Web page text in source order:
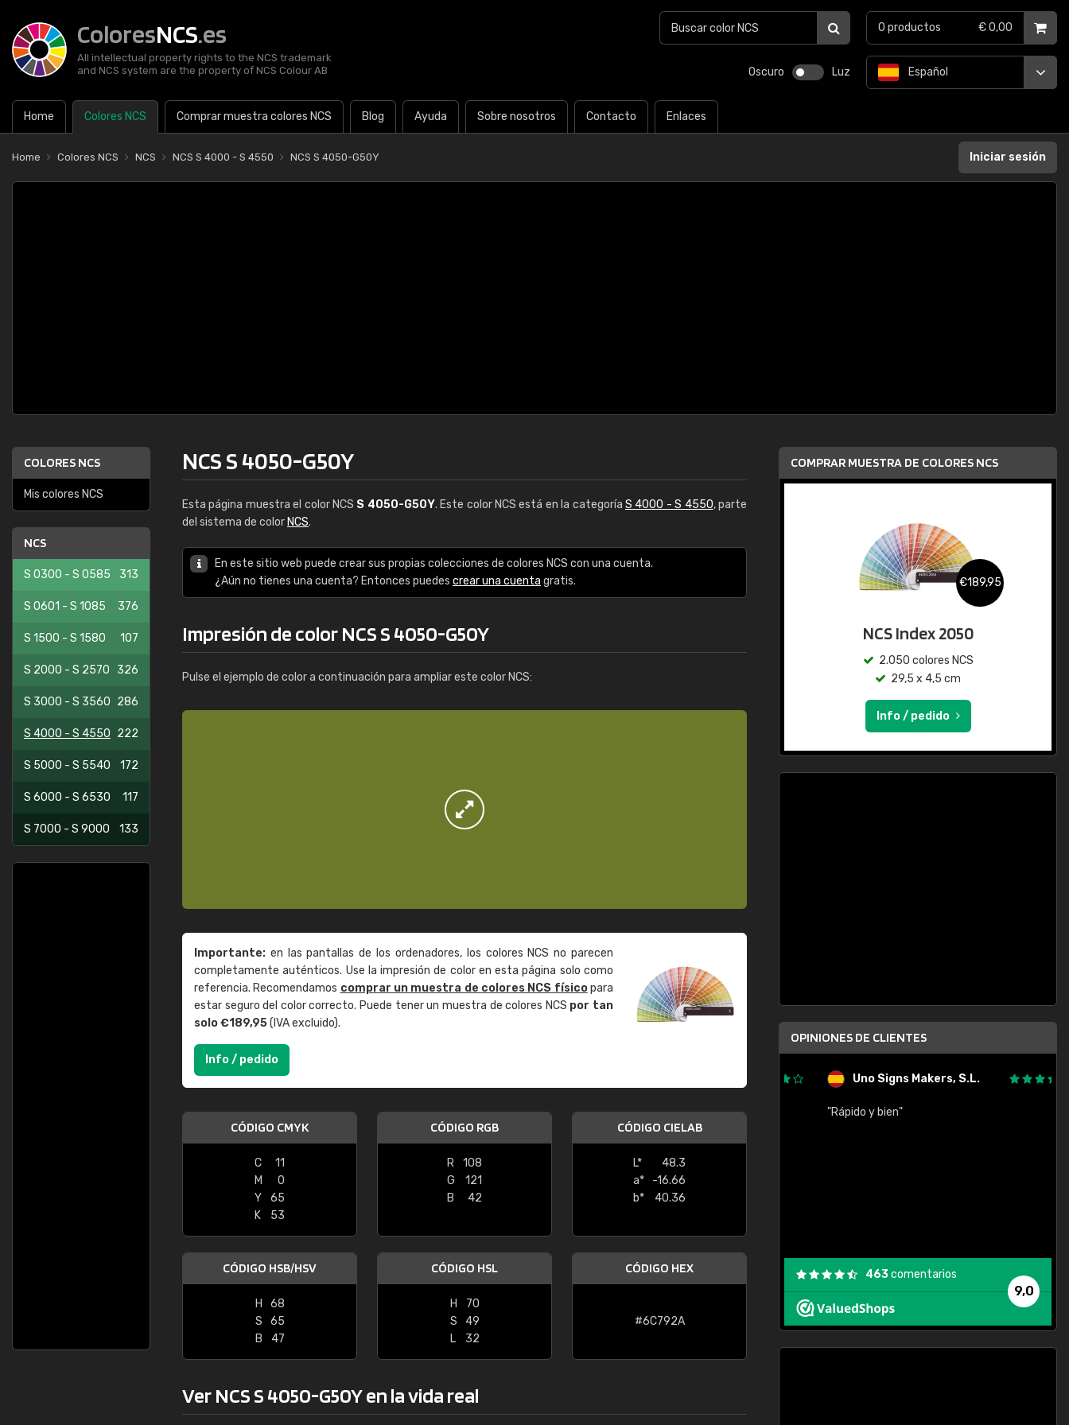
ColoresNCS.es
All intellectual property rights to the NCS trademark
and NCS system are the property of NCS Colour AB
Oscuro Luz
Home Colores NCS Comprar muestra colores NCS Blog Ayuda Sobre nosotros Contacto Enlaces
Español
0 productos € 0,00
Home Colores NCS NCS NCS S 4000 - S 4550 NCS S 4050-G50Y Iniciar sesión
COLORES NCS
Mis colores NCS
NCS
S 0300 - S 0585 313
S 0601 - S 1085 376
S 1500 - S 1580 107
S 2000 - S 2570 326
S 3000 - S 3560 286
S 4000 - S 4550 222
S 5000 - S 5540 172
S 6000 - S 6530 117
S 7000 - S 9000 133
NCS S 4050-G50Y
Esta página muestra el color NCS S 4050-G50Y. Este color NCS está en la categoríaS 4000 - S 4550, parte
del sistema de color NCS.
En este sitio web puede crear sus propias colecciones de colores NCS con una cuenta.
¿Aún no tienes una cuenta? Entonces puedes crear una cuenta gratis.
Impresión de color NCS S 4050-G50Y
Pulse el ejemplo de color a continuación para ampliar este color NCS:
Importante: en las pantallas de los ordenadores, los colores NCS no parecen
completamente auténticos. Use la impresión de color en esta página solo como
referencia. Recomendamos comprar un muestra de colores NCS físicopara
estar seguro del color correcto. Puede tener un muestra de colores NCS por tan
solo €189,95(IVA excluido).
Info / pedido
CÓDIGO CMYK
C
11
M
0
Y
65
K
53
CÓDIGO RGB
R
108
G
121
B
42
CÓDIGO CIELAB
L*
48.3
a*
-16.66
b*
40.36
CÓDIGO HSB/HSV
H
68
S
65
B
47
CÓDIGO HSL
H
70
S
49
L
32
CÓDIGO HEX
#6C792A
Ver NCS S 4050-G50Y en la vida real
COMPRAR MUESTRA DE COLORES NCS
€189,95
NCS Index 2050
2.050 colores NCS
29,5 x 4,5 cm
Info / pedido
OPINIONES DE CLIENTES
"Buen servicio. No obstante No es fácil
encontrar/comprar lo que se busca"
Uno Signs Makers, S.L.
"Rápido y bien"
9,0
463comentarios